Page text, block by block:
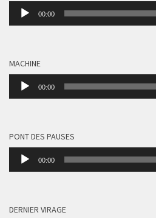
Lecteur
00:00
MACHINE
Lecteur
00:00
PONT DES PAUSES
Lecteur
00:00
DERNIER VIRAGE